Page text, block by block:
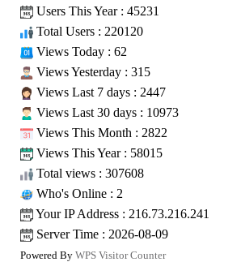
Users This Year : 45231
Total Users : 220120
Views Today : 62
Views Yesterday : 315
Views Last 7 days : 2447
Views Last 30 days : 10973
Views This Month : 2822
Views This Year : 58015
Total views : 307608
Who's Online : 2
Your IP Address : 216.73.216.241
Server Time : 2026-08-09
Powered By WPS Visitor Counter